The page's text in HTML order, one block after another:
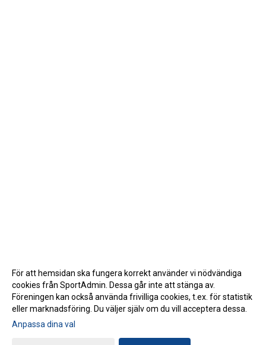
Gå till Webbversion
För att hemsidan ska fungera korrekt använder vi nödvändiga
cookies från SportAdmin. Dessa går inte att stänga av.
Föreningen kan också använda frivilliga cookies, t.ex. för statistik
eller marknadsföring. Du väljer själv om du vill acceptera dessa.
Anpassa dina val